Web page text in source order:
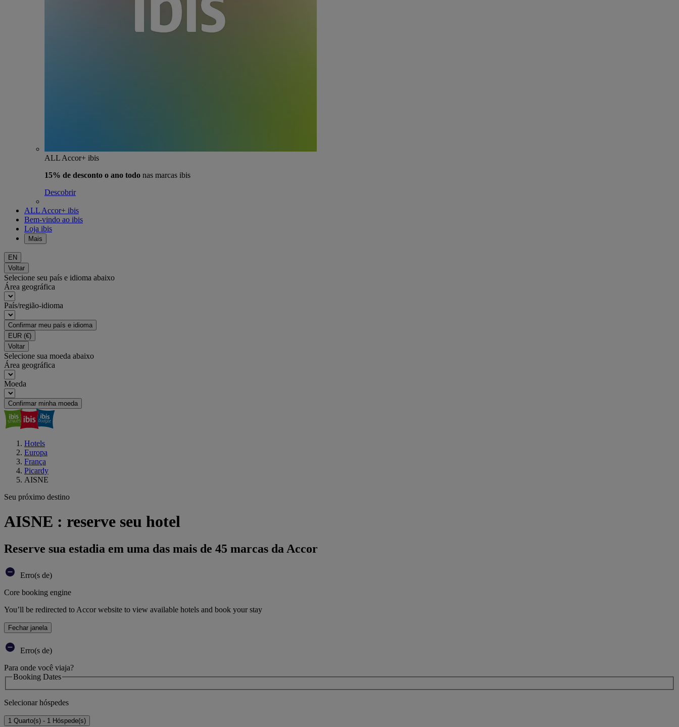
ALL Accor+ ibis
15% de desconto o ano todo nas marcas ibis
Descobrir
ALL Accor+ ibis
Bem-vindo ao ibis
Loja ibis
Mais
EN
Voltar
Selecione seu país e idioma abaixo
Área geográfica
País/região-idioma
Confirmar meu país e idioma
EUR (€)
Voltar
Selecione sua moeda abaixo
Área geográfica
Moeda
Confirmar minha moeda
Hotels
Europa
França
Picardy
AISNE
Seu próximo destino
AISNE : reserve seu hotel
Reserve sua estadia em uma das mais de 45 marcas da Accor
Erro(s de)
Core booking engine
You’ll be redirected to Accor website to view available hotels and book your stay
Fechar janela
Erro(s de)
Para onde você viaja?
Booking Dates
Selecionar hóspedes
1 Quarto(s) - 1 Hóspede(s)